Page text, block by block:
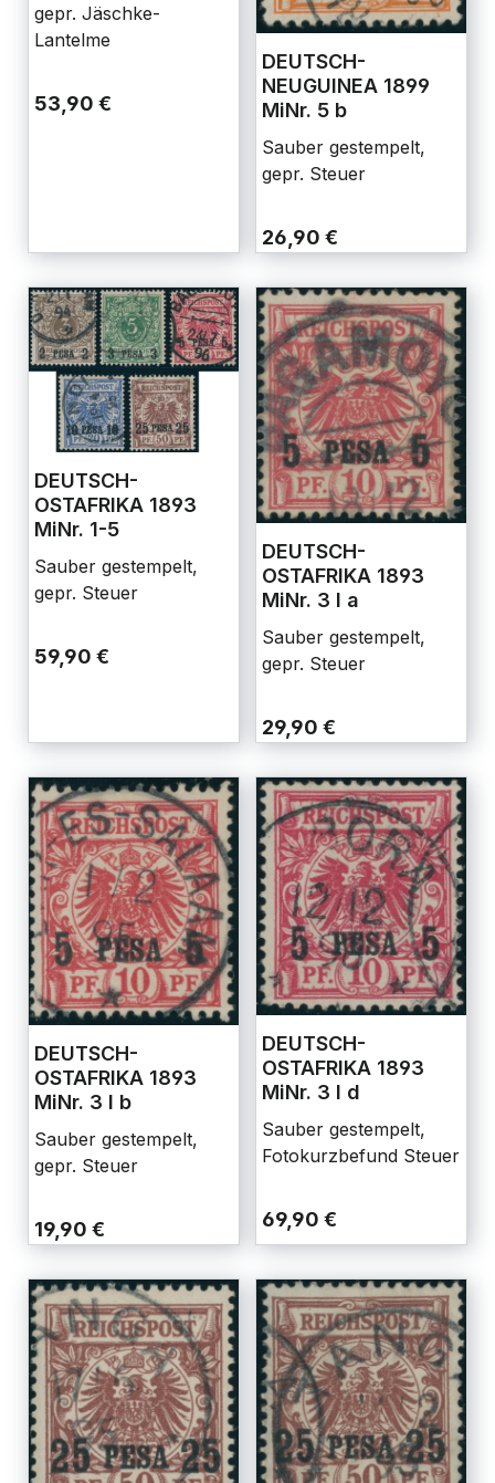
gepr. Jäschke-
Lantelme
53,90 €
DEUTSCH-
NEUGUINEA 1899
MiNr. 5 b
Sauber gestempelt,
gepr. Steuer
26,90 €
DEUTSCH-
OSTAFRIKA 1893
MiNr. 1-5
Sauber gestempelt,
gepr. Steuer
59,90 €
DEUTSCH-
OSTAFRIKA 1893
MiNr. 3 I a
Sauber gestempelt,
gepr. Steuer
29,90 €
DEUTSCH-
OSTAFRIKA 1893
MiNr. 3 I b
Sauber gestempelt,
gepr. Steuer
19,90 €
DEUTSCH-
OSTAFRIKA 1893
MiNr. 3 I d
Sauber gestempelt,
Fotokurzbefund Steuer
69,90 €